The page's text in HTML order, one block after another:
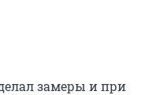
замеры и при